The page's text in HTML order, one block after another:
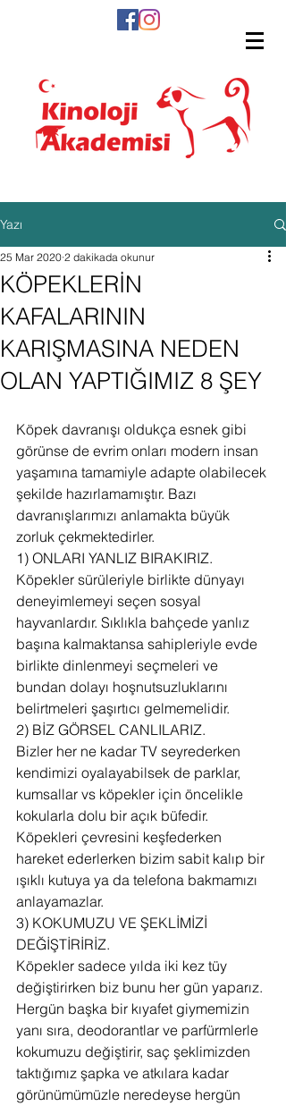
Yazı
KÖPEKLERİN
KAFALARININ
KARIŞMASINA NEDEN
OLAN YAPTIĞIMIZ 8 ŞEY
25 Mar 2020 2 dakikada okunur
Köpek davranışı oldukça esnek gibi
görünse de evrim onları modern insan
yaşamına tamamiyle adapte olabilecek
şekilde hazırlamamıştır. Bazı
davranışlarımızı anlamakta büyük
zorluk çekmektedirler.
1) ONLARI YANLIZ BIRAKIRIZ.
Köpekler sürüleriyle birlikte dünyayı
deneyimlemeyi seçen sosyal
hayvanlardır. Sıklıkla bahçede yanlız
başına kalmaktansa sahipleriyle evde
birlikte dinlenmeyi seçmeleri ve
bundan dolayı hoşnutsuzluklarını
belirtmeleri şaşırtıcı gelmemelidir.
2) BİZ GÖRSEL CANLILARIZ.
Bizler her ne kadar TV seyrederken
kendimizi oyalayabilsek de parklar,
kumsallar vs köpekler için öncelikle
kokularla dolu bir açık büfedir.
Köpekleri çevresini keşfederken
hareket ederlerken bizim sabit kalıp bir
ışıklı kutuya ya da telefona bakmamızı
anlayamazlar.
3) KOKUMUZU VE ŞEKLİMİZİ
DEĞİŞTİRİRİZ.
Köpekler sadece yılda iki kez tüy
değiştirirken biz bunu her gün yaparız.
Hergün başka bir kıyafet giymemizin
yanı sıra, deodorantlar ve parfürmlerle
kokumuzu değiştirir, saç şeklimizden
taktığımız şapka ve atkılara kadar
görünümümüzle neredeyse hergün